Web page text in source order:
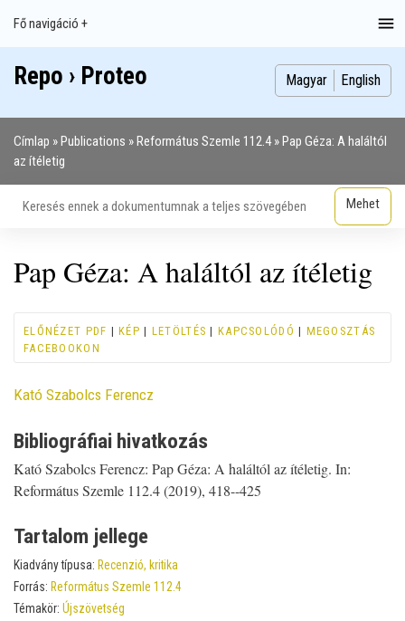
Main
navigation
Fő navigáció +
Index
Publikációk
Szakdolgozatok
Képek
Szerzők
Repo › Proteo Magyar English
Morzsa
Címlap Publications Református Szemle 112.4
Pap Géza: A haláltól
az ítéletig
Pap Géza: A haláltól az ítéletig
ELŐNÉZET PDF |KÉP | LETÖLTÉS | KAPCSOLÓDÓ | MEGOSZTÁS
FACEBOOKON
Contributor
Kató Szabolcs Ferencz
Bibliográfiai hivatkozás
Kató Szabolcs Ferencz: Pap Géza: A haláltól az ítéletig. In:
Református Szemle 112.4 (2019), 418--425
Tartalom jellege
Kiadvány típusa: Recenzió, kritika
Forrás: Református Szemle 112.4
Témakör: Újszövetség